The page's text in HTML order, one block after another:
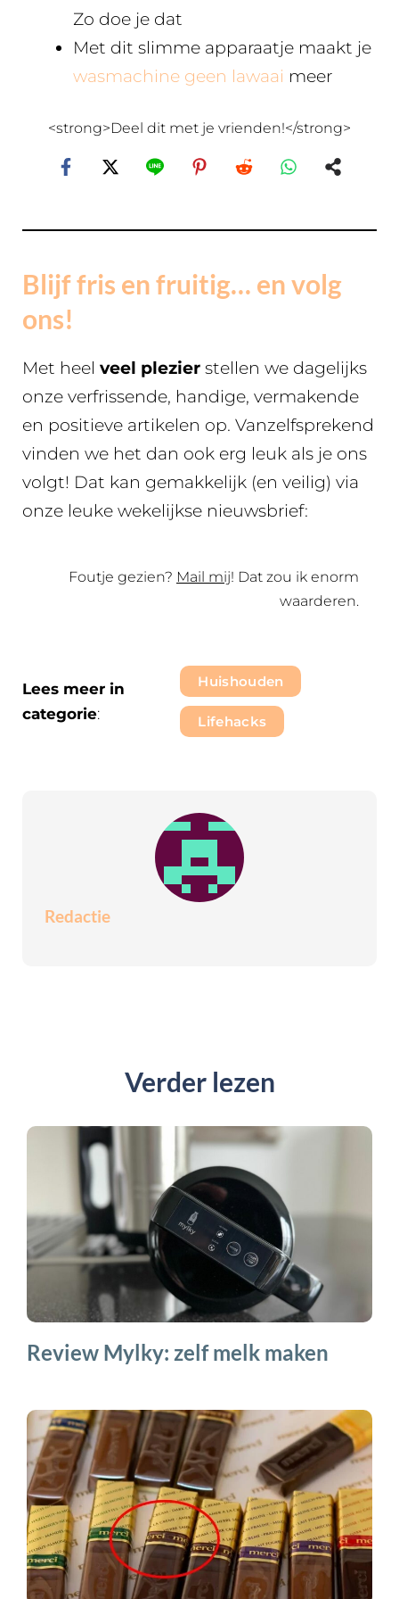
Zo doe je dat
Met dit slimme apparaatje maakt je
wasmachine geen lawaai meer
<strong>Deel dit met je vrienden!</strong>
Blijf fris en fruitig… en volg
ons!
Met heel veel plezier stellen we dagelijks
onze verfrissende, handige, vermakende
en positieve artikelen op. Vanzelfsprekend
vinden we het dan ook erg leuk als je ons
volgt! Dat kan gemakkelijk (en veilig) via
onze leuke wekelijkse nieuwsbrief:
Foutje gezien? Mail mij! Dat zou ik enorm
waarderen.
Lees meer in
categorie:
Huishouden
Lifehacks
Redactie
Verder lezen
Review Mylky: zelf melk maken